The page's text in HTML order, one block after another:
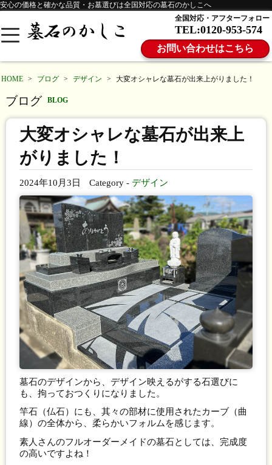
安心の価格と確かな品質・お墓選びは全国対応の墓石のかしこへ
全国対応・アフターフォロー
TEL:0120-953-574
お問い合わせはこちら
HOME > ブログ > デザイン > 大変オシャレな墓石が出来上がりました！
ブログ BLOG
大変オシャレな墓石が出来上
がりました！
2024年10月3日 Category - デザイン
墓石のデザインから、デザイン映えるがする石選びに
も、拘っておつくりになりました。
竿石（仏石）にも、其々の部材に使用されたカーブ（曲
線）の全体から、柔らかいフォルムを感じます。
素人さんのフルオーダーメイドの墓石としては、完成度
の高いですよね！